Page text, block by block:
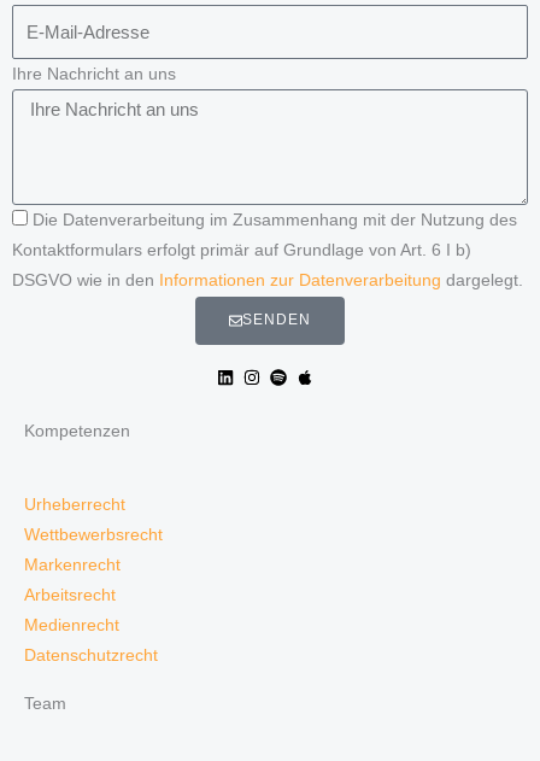
Ihre Nachricht an uns
Die Datenverarbeitung im Zusammenhang mit der Nutzung des
Kontaktformulars erfolgt primär auf Grundlage von Art. 6 I b)
DSGVO wie in den
Informationen zur Datenverarbeitung dargelegt.
SENDEN
Kompetenzen
Urheberrecht
Wettbewerbsrecht
Markenrecht
Arbeitsrecht
Medienrecht
Datenschutzrecht
Team